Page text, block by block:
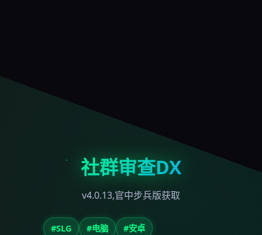
社群审查DX
v4.0.13,官中步兵版获取
#SLG #电脑 #安卓